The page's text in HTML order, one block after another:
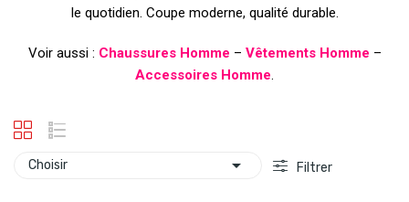
le quotidien. Coupe moderne, qualité durable.
Voir aussi : Chaussures Homme – Vêtements Homme –
Accessoires Homme
Choisir  Filtrer